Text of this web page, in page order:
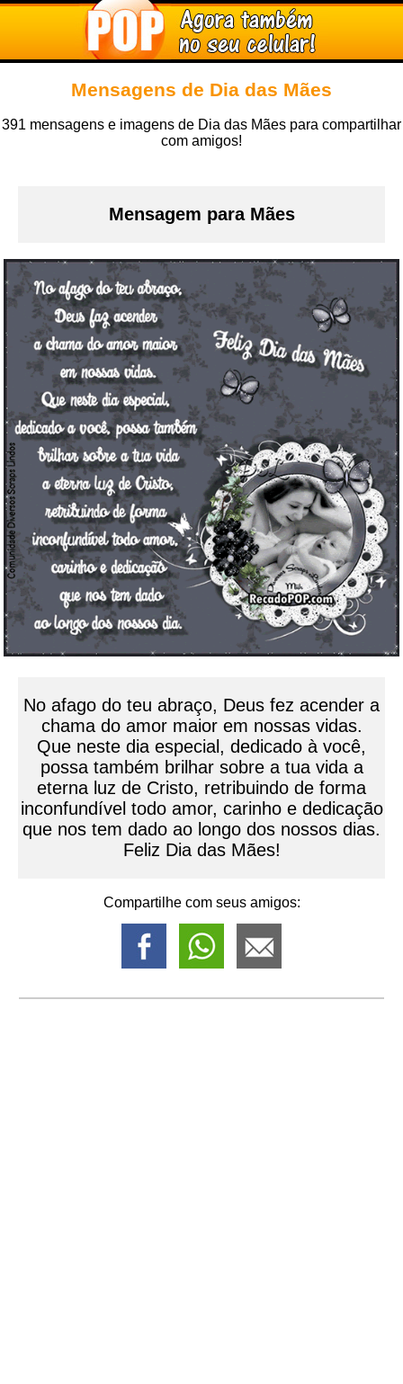
Mensagens de Dia das Mães
391 mensagens e imagens de Dia das Mães para compartilhar
com amigos!
Mensagem para Mães
No afago do teu abraço, Deus fez acender a
chama do amor maior em nossas vidas.
Que neste dia especial, dedicado à você,
possa também brilhar sobre a tua vida a
eterna luz de Cristo, retribuindo de forma
inconfundível todo amor, carinho e dedicação
que nos tem dado ao longo dos nossos dias.
Feliz Dia das Mães!
Compartilhe com seus amigos: